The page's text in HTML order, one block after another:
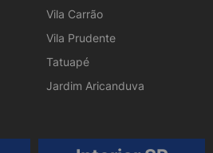
Vila Carrão
Vila Prudente
Tatuapé
Jardim Aricanduva